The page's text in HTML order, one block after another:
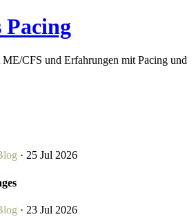
Pacing
CFS und Erfahrungen mit Pacing und
· 25 Jul 2026
· 23 Jul 2026